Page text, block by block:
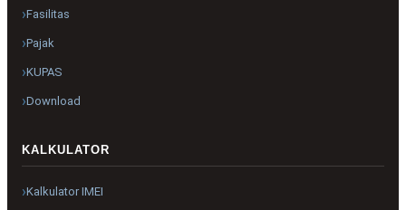
Fasilitas
Pajak
KUPAS
Download
KALKULATOR
Kalkulator IMEI